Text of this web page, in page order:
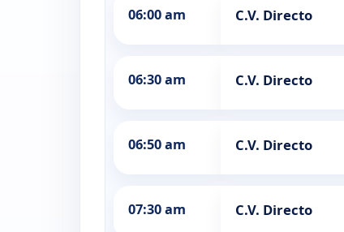
06:00 am C.V. Directo
06:30 am C.V. Directo
06:50 am C.V. Directo
07:30 am C.V. Directo